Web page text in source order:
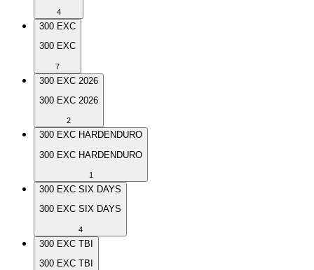
4
300 EXC
300 EXC
7
300 EXC 2026
300 EXC 2026
2
300 EXC HARDENDURO
300 EXC HARDENDURO
1
300 EXC SIX DAYS
300 EXC SIX DAYS
4
300 EXC TBI
300 EXC TBI